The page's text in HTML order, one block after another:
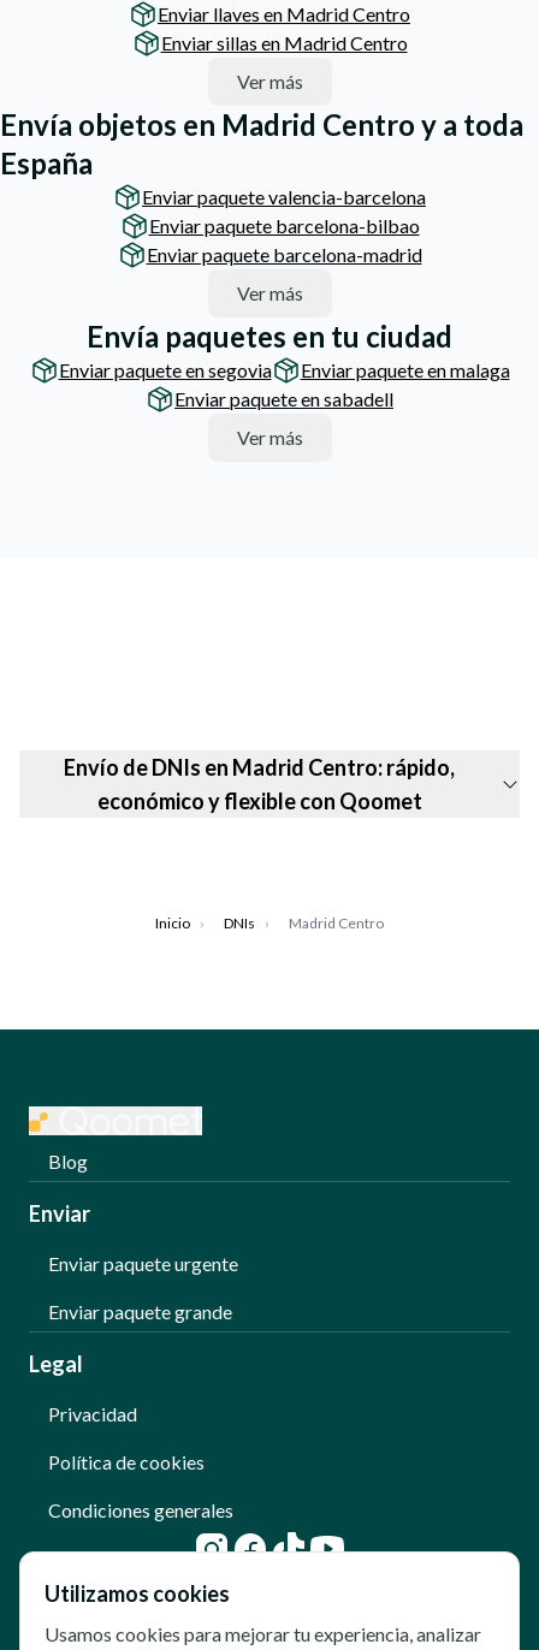
Enviar llaves en Madrid Centro
Enviar sillas en Madrid Centro
Ver más
Envía objetos en Madrid Centro y a toda
España
Enviar paquete valencia-barcelona
Enviar paquete barcelona-bilbao
Enviar paquete barcelona-madrid
Ver más
Envía paquetes en tu ciudad
Enviar paquete en segovia
Enviar paquete en malaga
Enviar paquete en sabadell
Ver más
Envío de DNIs en Madrid Centro: rápido,
económico y flexible con Qoomet
Inicio › DNIs › Madrid Centro
Blog
Enviar
Enviar paquete urgente
Enviar paquete grande
Legal
Privacidad
Política de cookies
Condiciones generales
Utilizamos cookies
Usamos cookies para mejorar tu experiencia, analizar